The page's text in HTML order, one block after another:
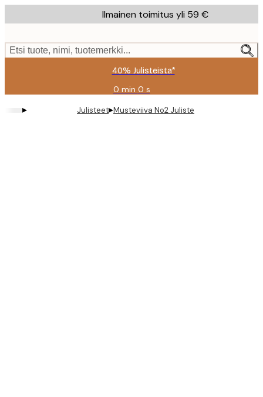
to
content.
Ilmainen toimitus yli 59 €
Etsi tuote, nimi, tuotemerkki...
40% Julisteista*
0 min 0 s
Voimassa
asti:
2026-
▸ Julisteet▸Musteviiva No2 Juliste